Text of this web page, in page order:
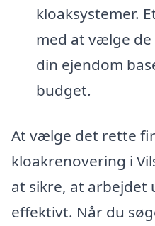
kloaksystemer.
med at vælge
din ejendom
budget.
At vælge det rette
kloakrenovering i
at sikre, at arbejdet
effektivt. Når du